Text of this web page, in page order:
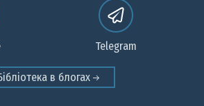
Telegram
в блогах